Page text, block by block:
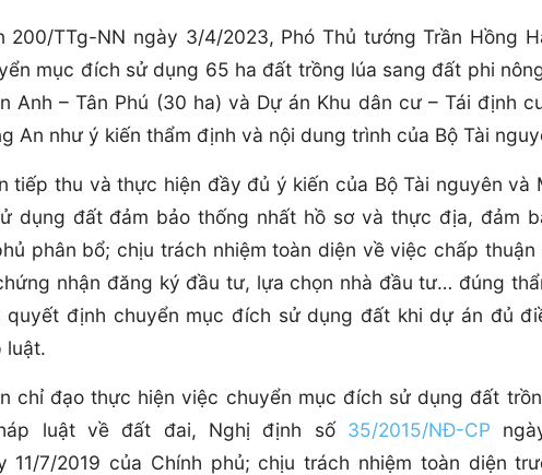
200/TTg-NN ngày 3/4/2023, Phó Thủ tướng Trần Hồng
mục đích sử dụng 65 ha đất trồng lúa sang đất phi
Anh – Tân Phú (30 ha) và Dự án Khu dân cư – Tái định
An như ý kiến thẩm định và nội dung trình của Bộ Tài
tiếp thu và thực hiện đầy đủ ý kiến của Bộ Tài nguyên và
dụng đất đảm bảo thống nhất hồ sơ và thực địa, đảm
phân bổ; chịu trách nhiệm toàn diện về việc chấp
nhận đăng ký đầu tư, lựa chọn nhà đầu tư… đúng
định chuyển mục đích sử dụng đất khi dự án đủ
luật.
chỉ đạo thực hiện việc chuyển mục đích sử dụng đất
luật về đất đai, Nghị định số 35/2015/NĐ-CP
11/7/2019 của Chính phủ; chịu trách nhiệm toàn diện